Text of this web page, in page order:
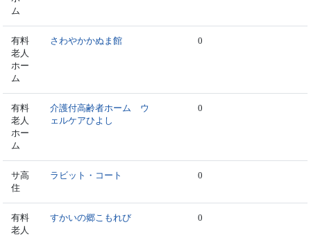
ム
有料
老人
ホー
ム
さわやかかぬま館 0
有料
老人
ホー
ム
介護付高齢者ホーム ウ
ェルケアひよし
0
サ高
住
ラビット・コート 0
有料
老人
すかいの郷こもれび 0